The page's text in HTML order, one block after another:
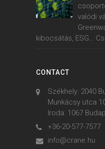
valódi
kibocsátás, ESG…
CONTACT
Székhely: 2040
Munkácsy utca
Iroda: 1067
+36-20-577-7577
info@crane.hu